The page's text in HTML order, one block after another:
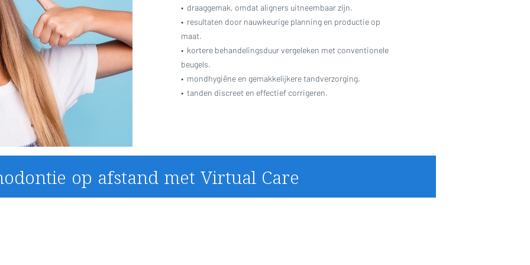
• draaggemak, omdat aligners uitneembaar zijn.
• resultaten door nauwkeurige planning en productie op
maat.
• kortere behandelingsduur vergeleken met conventionele
beugels.
• mondhygiëne en gemakkelijkere tandverzorging.
• tanden discreet en effectief corrigeren.
op afstand met Virtual Care